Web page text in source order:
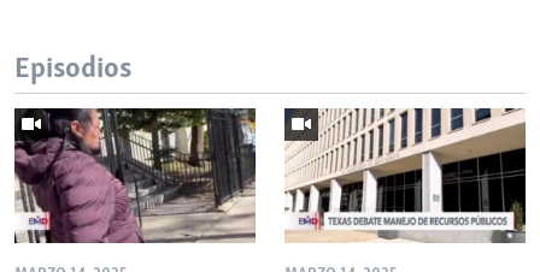
Episodios